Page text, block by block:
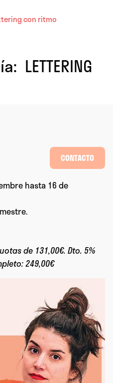
CONTACTO
con ritmo
LETTERING
hasta 16 de
de 131,00€. Dto. 5%
249,00€